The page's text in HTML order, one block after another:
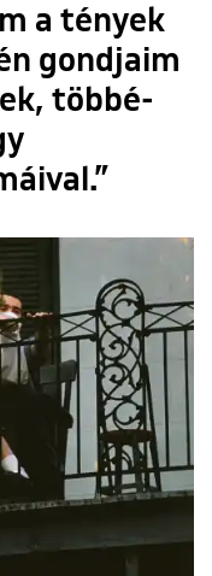
a tények
gondjaim
többé-